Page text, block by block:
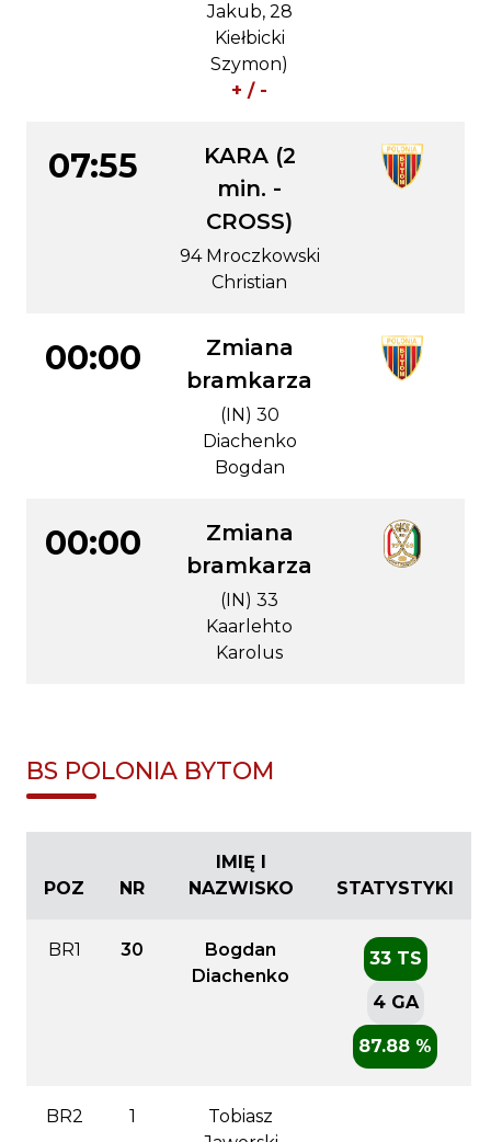
Jakub, 28
Kiełbicki
Szymon)
+ / -
07:55
KARA (2
min. -
CROSS)
94 Mroczkowski
Christian
00:00
Zmiana
bramkarza
(IN) 30
Diachenko
Bogdan
00:00
Zmiana
bramkarza
(IN) 33
Kaarlehto
Karolus
BS POLONIA BYTOM
POZ NR
IMIĘ I
NAZWISKO
STATYSTYKI
BR1 30
Bogdan
Diachenko
33 TS
4 GA
87.88 %
BR2 1
Tobiasz